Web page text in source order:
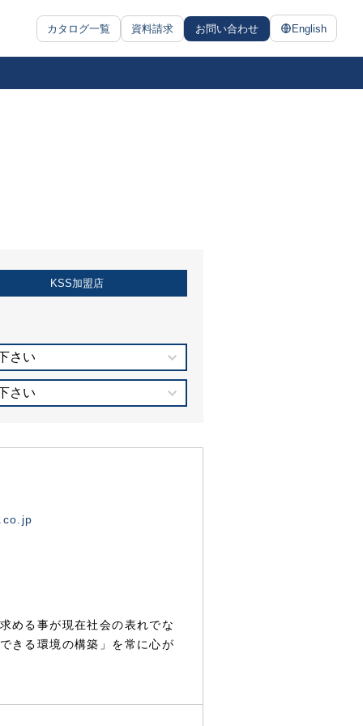
カタログ一覧 資料請求 お問い合わせ English
KSS加盟店
さい
さい
める事が現在社会の表れでな
きる環境の構築」を常に心が